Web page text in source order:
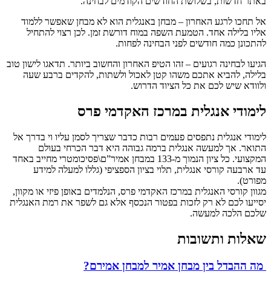
אל תחכו לרגע האחרון – מבחן באנגלית הוא לא מבחן שאפשר ללמוד
אליו בלילה אחד. הטמעת השפה במוח דורשת זמן. לכן רצוי להתחיל
להתכונן כמה חודשים לפני הבחינה לפחות.
הגיעו לבחינה רגועים – זהו הטיפ האחרון והחשוב ביותר. תדאגו לישון טוב
בלילה, להביא אתכם משהו קטן לאכול ולשתות, להקדים ברבע שעה
ולוודא שיש לכם את כל הציוד הדרוש.
לימודי אנגלית במרכז האקדמי פרס
לימודי אנגלית נתפסים פעמים רבות כדבר שצריך לסמן עליו וי בדרך אל
התואר. אך למעשה אנגלית ברמה גבוהה היא דבר הכרחי בעולם
המקצועי. כל ציון הנמוך מ-133 במבחן אמיר”ם\פסיכומטרי מחייב באחד
עד ארבעה קורסי אנגלית, תלוי בציון הספציפי (גללו למעלה למידע
מפורט).
מגוון קורסי האנגלית במרכז האקדמי פרס, הנלמדים באופן פיזי או מקוון,
יסייעו לכם לא רק לזכות בפטור הנכסף אלא גם לשפר את רמת האנגלית
שלכם הלכה למעשה.
שאלות ותשובות
מה ההבדל בין מבחן אמיר למבחן אמירם?